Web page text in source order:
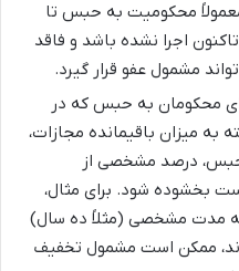
محکومیت به حبس تا
اجرا نشده باشد و فاقد
مشمول عفو قرار گیرد.
محکومان به حبس که در
به میزان باقیمانده مجازات،
حبس، درصد مشخصی از
بخشوده شود. برای مثال،
مدت مشخصی (مثلاً ده سال)
ممکن است مشمول تخفیف